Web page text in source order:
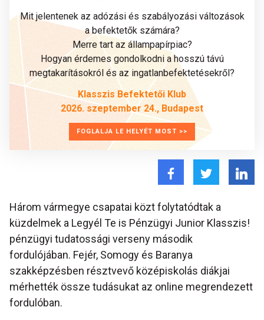
Mit jelentenek az adózási és szabályozási változások
a befektetők számára?
Merre tart az állampapírpiac?
Hogyan érdemes gondolkodni a hosszú távú
megtakarításokról és az ingatlanbefektetésekről?
Klasszis Befektetői Klub
2026. szeptember 24., Budapest
FOGLALJA LE HELYÉT MOST >>
Három vármegye csapatai közt folytatódtak a
küzdelmek a Legyél Te is Pénzügyi Junior Klasszis!
pénzügyi tudatossági verseny második
fordulójában. Fejér, Somogy és Baranya
szakképzésben résztvevő középiskolás diákjai
mérhették össze tudásukat az online megrendezett
fordulóban.